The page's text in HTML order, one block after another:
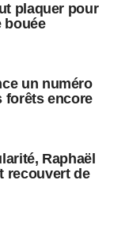
plaquer pour
bouée
un numéro
forêts encore
Raphaël
recouvert de